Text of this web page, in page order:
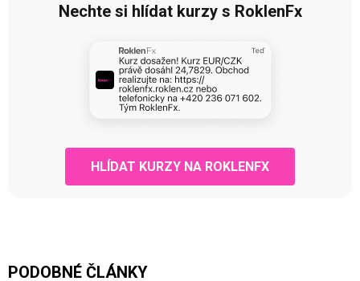
Nechte si hlídat kurzy s RoklenFx
HLÍDAT KURZY NA ROKLENFX
PODOBNÉ ČLÁNKY